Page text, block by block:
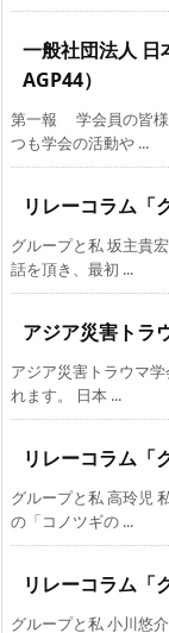
一般社団法人 日
AGP44）
第一報 学会員の皆様
つも学会の活動や ...
リレーコラム「
グループと私 坂主貴
話を頂き、最初 ...
アジア災害トラ
アジア災害トラウマ
れます。 日本 ...
リレーコラム「
グループと私 高玲児
の「コノツギの ...
リレーコラム「
グループと私 小川悠